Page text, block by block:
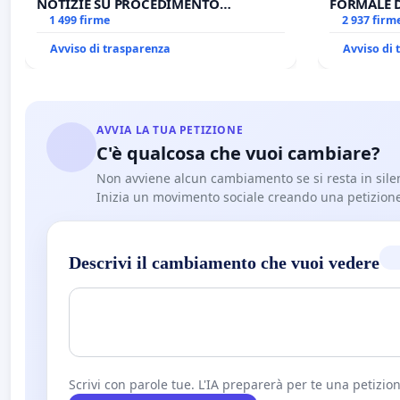
NOTIZIE SU PROCEDIMENTO
GIUDIZIARIO SEDE IMPEDITA DI
BENEDETTO XVI
1 499 firme
Avviso di trasparenza
FORMALE
2 937
Avviso di
AVVIA LA TUA PETIZIONE
C'è qualcosa che vuoi cambiare?
Non avviene alcun cambiamento se si resta in
Inizia un movimento sociale creando una
Descrivi il cambiamento che vuoi vedere
Scrivi con parole tue. L'IA preparerà per te una